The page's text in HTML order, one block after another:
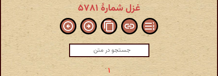
غزل شمارهٔ ۵۷۸۱